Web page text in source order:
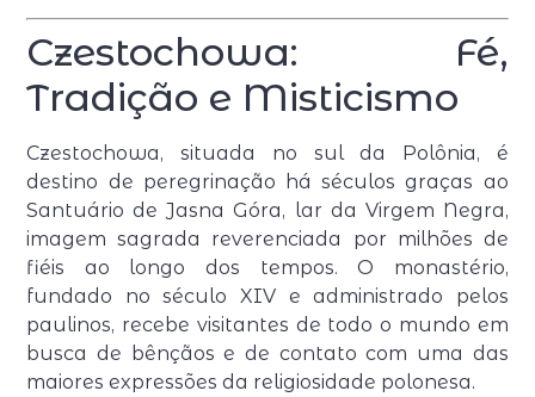
Czestochowa: Fé,
Tradição e Misticismo
Czestochowa, situada no sul da Polônia, é
destino de peregrinação há séculos graças ao
Santuário de Jasna Góra, lar da Virgem Negra,
imagem sagrada reverenciada por milhões de
fiéis ao longo dos tempos. O monastério,
fundado no século XIV e administrado pelos
paulinos, recebe visitantes de todo o mundo em
busca de bênçãos e de contato com uma das
maiores expressões da religiosidade polonesa.